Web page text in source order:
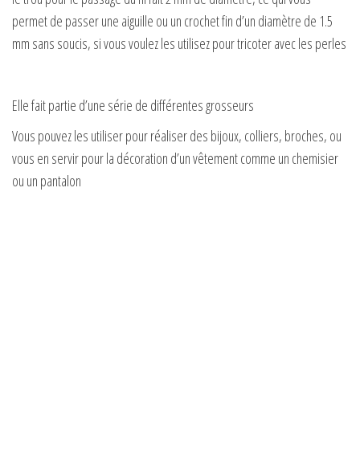
o
permet de passer une aiguille ou un crochet fin d’un diamètre de 1.5
mm sans soucis, si vous voulez les utilisez pour tricoter avec les perles
Elle fait partie d’une série de différentes grosseurs
Vous pouvez les utiliser pour réaliser des bijoux, colliers, broches, ou
vous en servir pour la décoration d’un vêtement comme un chemisier
ou un pantalon